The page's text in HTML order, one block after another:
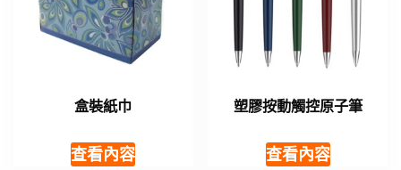
盒裝紙巾
查看內容
塑膠按動觸控原子筆
查看內容